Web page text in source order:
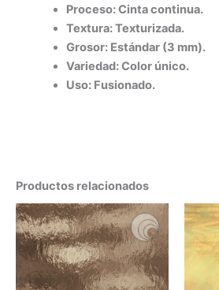
Proceso: Cinta continua.
Textura: Texturizada.
Grosor: Estándar (3 mm).
Variedad: Color único.
Uso: Fusionado.
Productos relacionados